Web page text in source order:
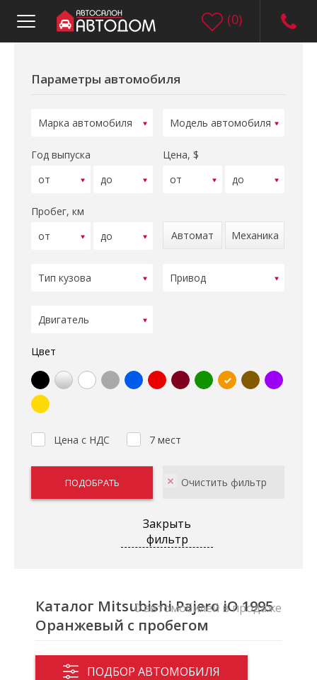
(0)
Параметры автомобиля
Год выпуска Цена, $
Пробег, км
Автомат
Механика
Цвет
Цена с НДС 7 мест
Закрыть
фильтр
Каталог Mitsubishi Pajero iO 1995
Оранжевый с пробегом
ПОДБОР АВТОМОБИЛЯ
0 автомобилей в продаже